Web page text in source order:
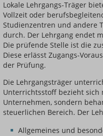
Lokale Lehrgangs-Träger
Vollzeit oder
Studienzentren und andere
durch. Der Lehrgang endet
Die prüfende Stelle ist die
Diese erlässt Zugangs-
der Prüfung.
Die Lehrgangsträger
Unterrichtsstoff bezieht sich
Unternehmen, sondern
steuerlichen Bereich. Der
Allgemeines und